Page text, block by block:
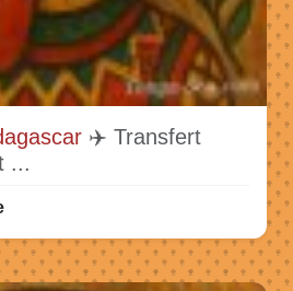
✈️ Transfert
...